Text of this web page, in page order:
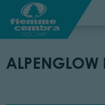
ALPENGLOW